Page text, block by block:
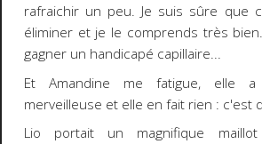
rafraichir un peu. Je suis sûre que
éliminer et je le comprends très
gagner un handicapé capillaire...
Et Amandine me fatigue, elle
merveilleuse et elle en fait rien : c'est
Lio portait un magnifique